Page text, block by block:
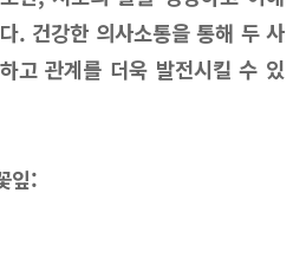
. 건강한 의사소통을 통해 두 사
고 관계를 더욱 발전시킬 수 있
잎: